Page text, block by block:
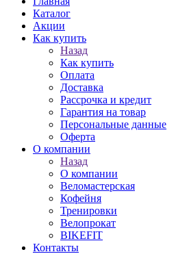
Каталог
Акции
Как купить
Назад
Как купить
Оплата
Доставка
Рассрочка и кредит
Гарантия на товар
Персональные данные
Оферта
О компании
Назад
О компании
Веломастерская
Кофейня
Тренировки
Велопрокат
BIKEFIT
Контакты